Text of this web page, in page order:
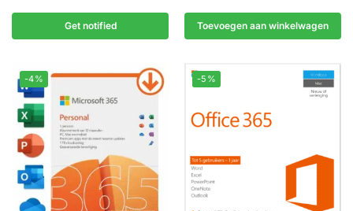
Get notified Toevoegen aan winkelwagen
-4% -5%